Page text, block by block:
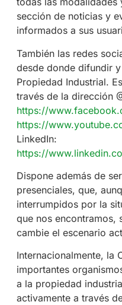
sección de noticias y
informados a sus
También las redes
desde donde difundir
Propiedad Industrial.
través de la dirección
https://
https://
LinkedIn:
https://
Dispone además de
presenciales, que,
interrumpidos por la
que nos encontramos,
cambie el escenario
Internacionalmente, la
importantes
a la propiedad
activamente a través